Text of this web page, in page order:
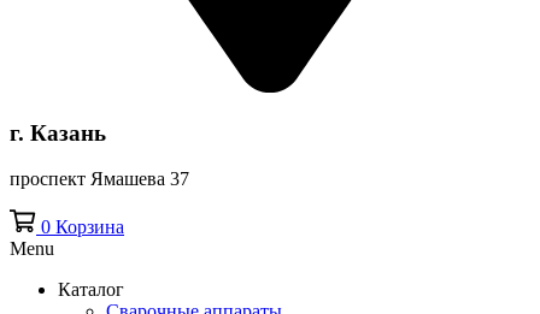
г. Казань
проспект Ямашева 37
0 Корзина
Menu
Каталог